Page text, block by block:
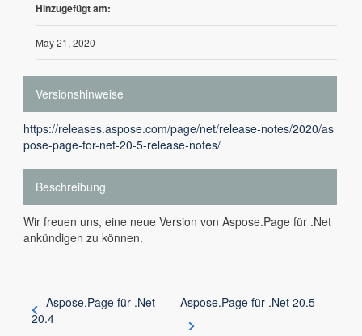
Hinzugefügt am:
May 21, 2020
Versionshinweise
https://releases.aspose.com/page/net/release-notes/2020/as
pose-page-for-net-20-5-release-notes/
Beschreibung
Wir freuen uns, eine neue Version von Aspose.Page für .Net
ankündigen zu können.
Aspose.Page für .Net
20.4
Aspose.Page für .Net 20.5